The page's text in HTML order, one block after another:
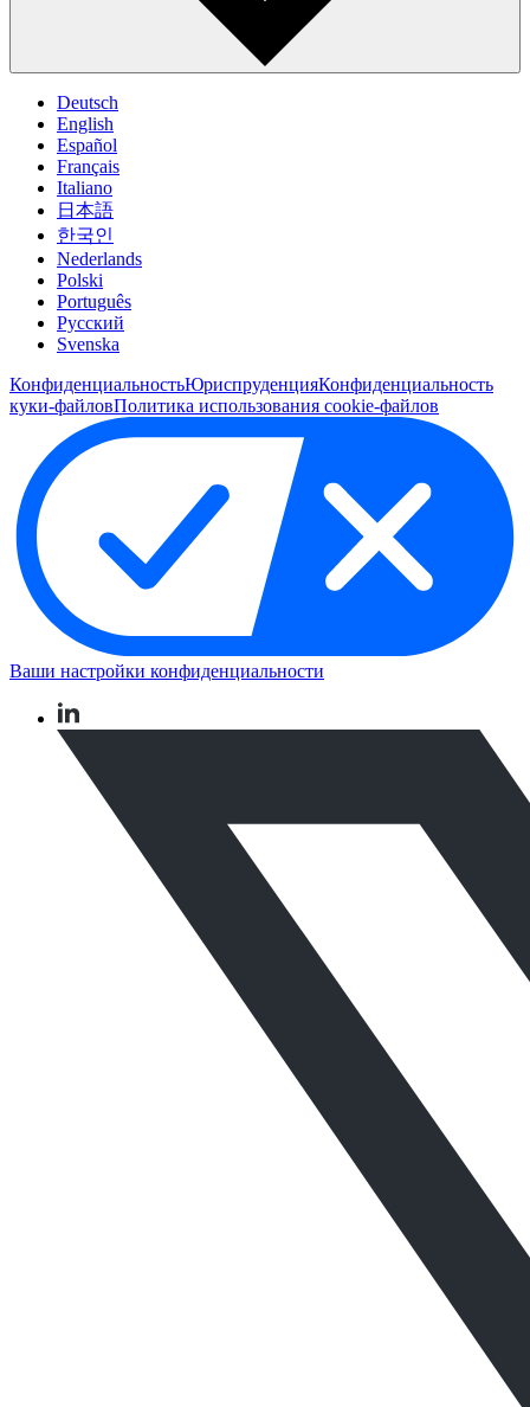
Deutsch
English
Español
Français
Italiano
日本語
한국인
Nederlands
Polski
Português
Pусский
Svenska
КонфиденциальностьЮриспруденцияКонфиденциальность
куки-файловПолитика использования cookie-файлов
Ваши настройки конфиденциальности